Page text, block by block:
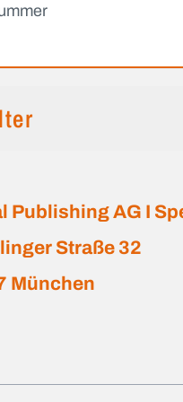
Publishing AG I
Straße 32
München